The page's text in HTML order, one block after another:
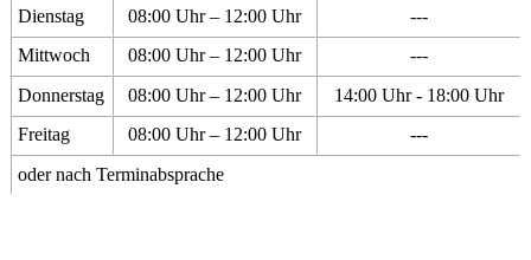
Dienstag
08:00 Uhr – 12:00 Uhr
---
Mittwoch
08:00 Uhr – 12:00 Uhr
---
Donnerstag
08:00 Uhr – 12:00 Uhr
14:00 Uhr - 18:00 Uhr
Freitag
08:00 Uhr – 12:00 Uhr
---
oder nach Terminabsprache